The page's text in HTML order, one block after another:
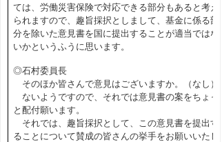
ては、労働災害保険で対応できる部分もあると考え
られますので、趣旨採択としまして、基金に係る部
分を除いた意見書を国に提出することが適当ではな
いかというふうに思います。
◎石村委員長
そのほか皆さんで意見はございますか。（なし）
ないようですので、それでは意見書の案をちょっ
と配付願います。
それでは、趣旨採択として、この意見書を提出す
ることについて賛成の皆さんの挙手をお願いいたし